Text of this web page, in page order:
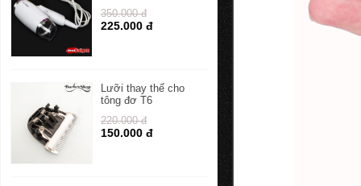
350.000 đ
225.000 đ
Lưỡi thay thế cho
tông đơ T6
220.000 đ
150.000 đ